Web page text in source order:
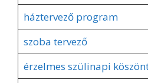
háztervező program
szoba tervező
érzelmes szülinapi